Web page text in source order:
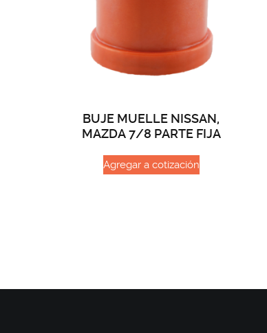
BUJE MUELLE NISSAN,
MAZDA 7/8 PARTE FIJA
Agregar a cotización